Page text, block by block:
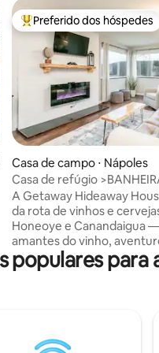
avaliação média de 5, 153
Entre os melhores
Preferido dos hóspedes
Casa de campo ⋅ Nápoles
Casa de refúgio
HIDROMASSAGEM<
incríveis
A Getaway Hideaway
da rota de vinhos e
Honeoye e Canandaigua
amantes do vinho,
busca uma viagem tranquila.
vistas deslumbrantes do
10 minutos) de Nápoles
populares